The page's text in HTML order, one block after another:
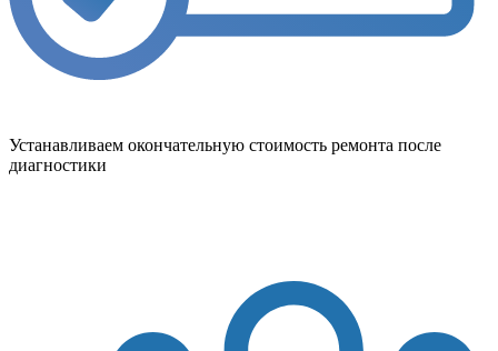
Устанавливаем окончательную стоимость ремонта после
диагностики